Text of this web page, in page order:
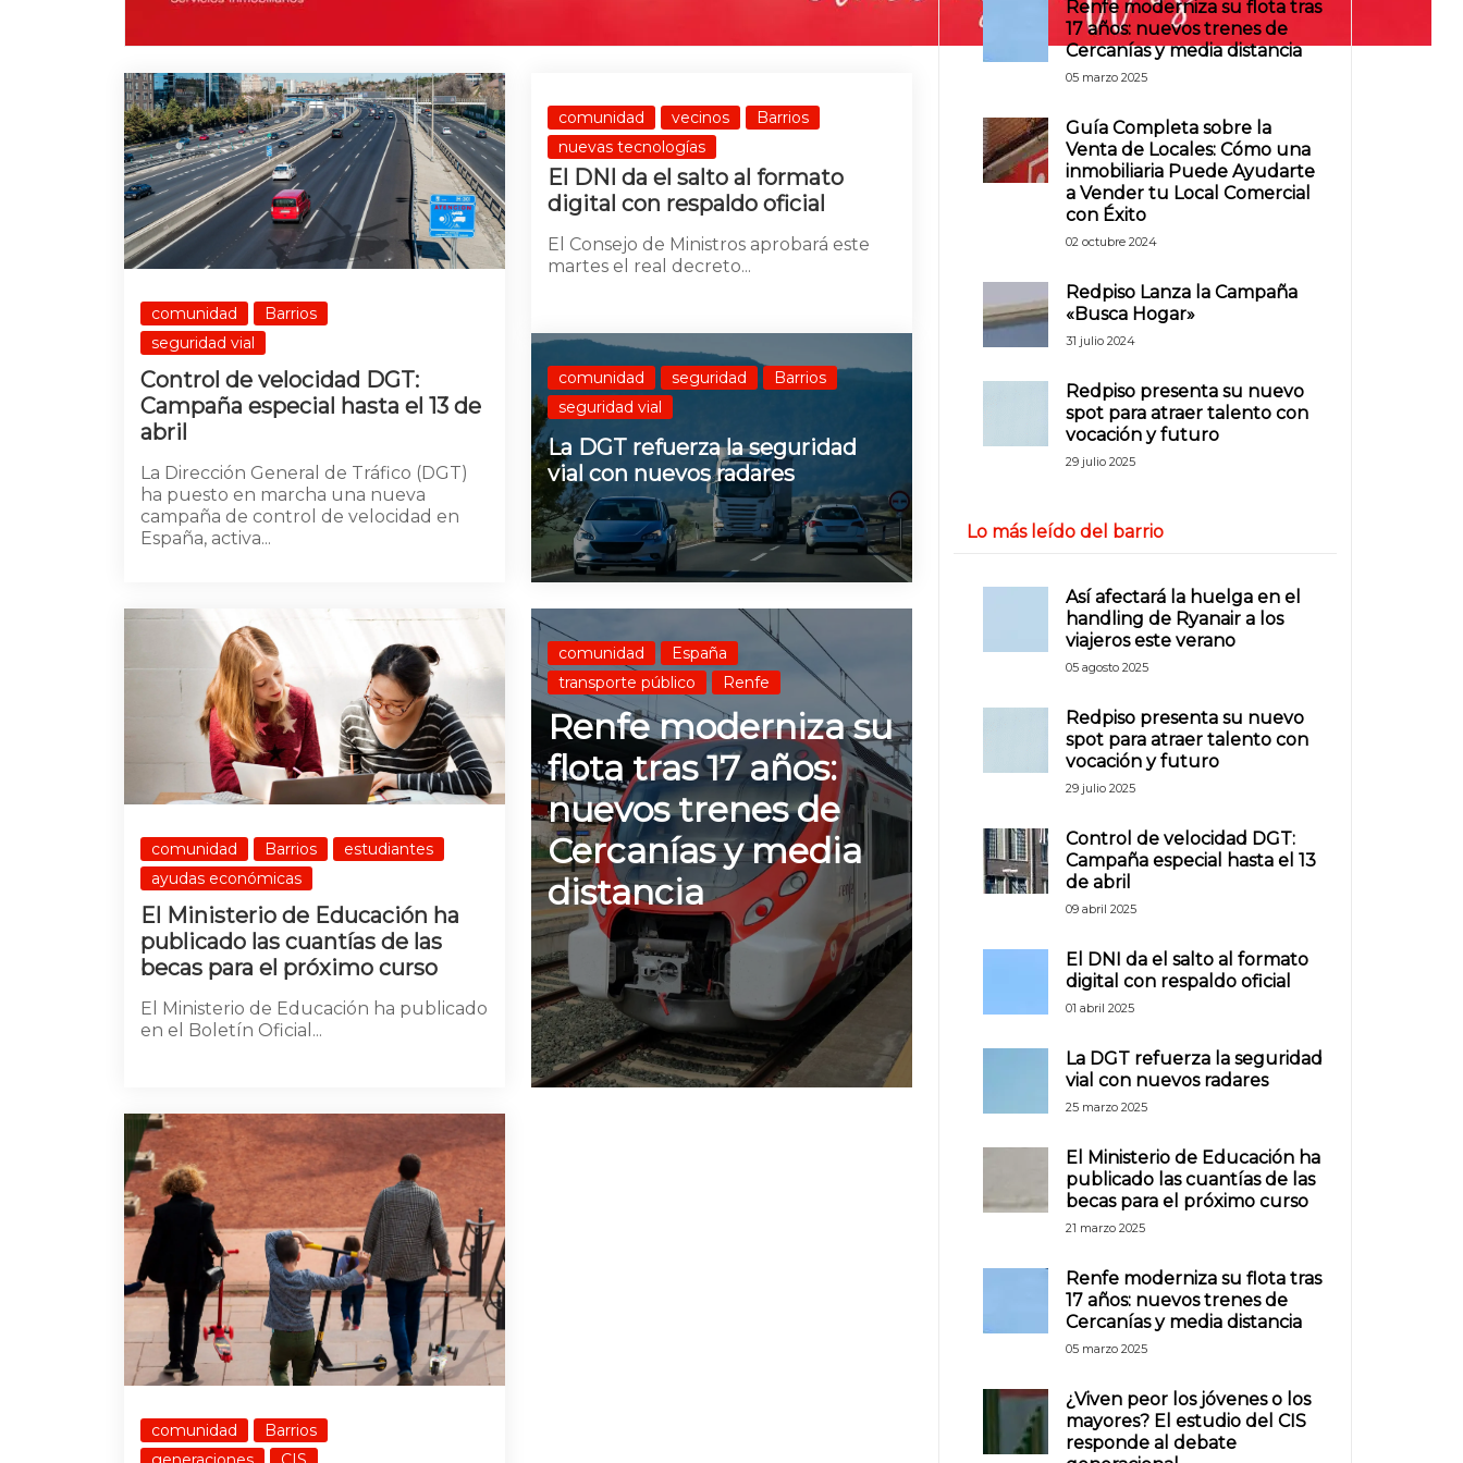
comunidad
Barrios
seguridad vial
Control de velocidad DGT:
Campaña especial hasta el 13 de
abril
La Dirección General de Tráfico (DGT)
ha puesto en marcha una nueva
campaña de control de velocidad en
España, activa...
comunidad vecinos
Barrios
nuevas tecnologías
El DNI da el salto al formato
digital con respaldo oficial
El Consejo de Ministros aprobará este
martes el real decreto...
comunidad seguridad
Barrios
seguridad vial
La DGT refuerza la seguridad
vial con nuevos radares
comunidad Barrios
estudiantes
ayudas económicas
El Ministerio de Educación ha
publicado las cuantías de las
becas para el próximo curso
El Ministerio de Educación ha publicado
en el Boletín Oficial...
comunidad
España
transporte público
Renfe
Renfe moderniza su
flota tras 17 años:
nuevos trenes de
Cercanías y media
distancia
comunidad
Barrios
Renfe moderniza su flota tras
17 años: nuevos trenes de
Cercanías y media distancia
05 marzo 2025
Guía Completa sobre la
Venta de Locales: Cómo una
inmobiliaria Puede Ayudarte
a Vender tu Local Comercial
con Éxito
02 octubre 2024
Redpiso Lanza la Campaña
«Busca Hogar»
31 julio 2024
Redpiso presenta su nuevo
spot para atraer talento con
vocación y futuro
29 julio 2025
Lo más leído del barrio
Así afectará la huelga en el
handling de Ryanair a los
viajeros este verano
05 agosto 2025
Redpiso presenta su nuevo
spot para atraer talento con
vocación y futuro
29 julio 2025
Control de velocidad DGT:
Campaña especial hasta el 13
de abril
09 abril 2025
El DNI da el salto al formato
digital con respaldo oficial
01 abril 2025
La DGT refuerza la seguridad
vial con nuevos radares
25 marzo 2025
El Ministerio de Educación ha
publicado las cuantías de las
becas para el próximo curso
21 marzo 2025
Renfe moderniza su flota tras
17 años: nuevos trenes de
Cercanías y media distancia
05 marzo 2025
¿Viven peor los jóvenes o los
mayores? El estudio del CIS
responde al debate